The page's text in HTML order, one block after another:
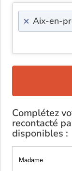
× Aix-en-
Complétez
recontacté
disponibles :